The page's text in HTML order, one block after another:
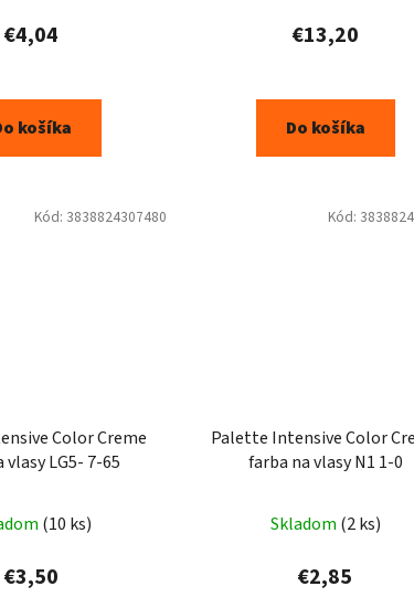
€4,04
košíka
€13,20
Do košíka
Color Creme
vlasy LG5- 7-65
(10 ks)
€3,50
Kód: 3838824307480
Palette Intensive Color
farba na vlasy N1 1-0
Skladom (2 ks)
€2,85
Kód: